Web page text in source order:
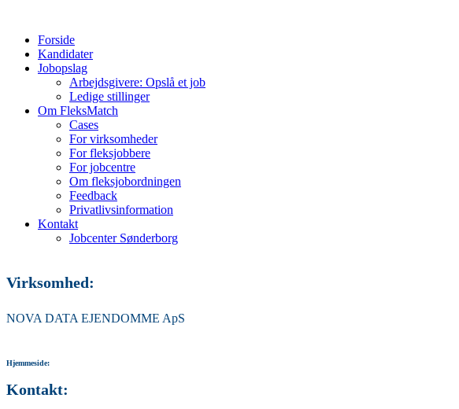
Forside
Kandidater
Jobopslag
Arbejdsgivere: Opslå et job
Ledige stillinger
Om FleksMatch
Cases
For virksomheder
For fleksjobbere
For jobcentre
Om fleksjobordningen
Feedback
Privatlivsinformation
Kontakt
Jobcenter Sønderborg
Virksomhed:
NOVA DATA EJENDOMME ApS
Hjemmeside:
Kontakt: